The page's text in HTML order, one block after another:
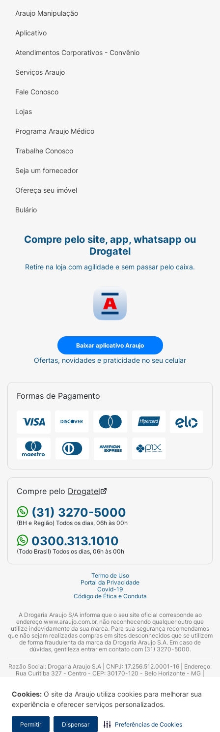
Cookies: O site da Araujo utiliza cookies para melhorar sua
experiência e oferecer serviços personalizados.
Permitir Dispensar Preferências de Cookies
Araujo Manipulação
Aplicativo
Atendimentos Corporativos - Convênio
Serviços Araujo
Fale Conosco
Lojas
Programa Araujo Médico
Trabalhe Conosco
Seja um fornecedor
Ofereça seu imóvel
Bulário
Compre pelo site, app, whatsapp ou
Drogatel
Retire na loja com agilidade e sem passar pelo caixa.
Baixar aplicativo Araujo
Ofertas, novidades e praticidade no seu celular
Formas de Pagamento
Compre pelo Drogatel
(31) 3270-5000
(BH e Região) Todos os dias, 06h às 00h
0300.313.1010
(Todo Brasil) Todos os dias, 06h às 00h
Termo de Uso
Portal da Privacidade
Covid-19
Código de Ética e Conduta
A Drogaria Araujo S/A informa que o seu site oficial corresponde ao
endereço www.araujo.com.br, não reconhecendo qualquer outro que
utilize indevidamente da sua marca. Para sua segurança recomendamos
que não sejam realizadas compras em sites desconhecidos que se utilizem
de forma fraudulenta da marca da Drogaria Araujo S.A. Em caso de
dúvidas, gentileza entrar em contato com (31) 3270-5000.
Razão Social: Drogaria Araujo S.A | CNPJ: 17.256.512.0001-16 | Endereço:
Rua Curitiba 327 - Centro - CEP: 30170-120 - Belo Horizonte - MG |
Azevedo Guimarães – CRF 10.965 | Yasmin Silva Alvarenga – CRF 52.584 -
Consultor substituto: Thiago Aguiar Pinheiro - CRF Nº 13.748. Alvará
Sanitário: 2025020713 | Autorização de Funcionamento da Empresa (AFE):